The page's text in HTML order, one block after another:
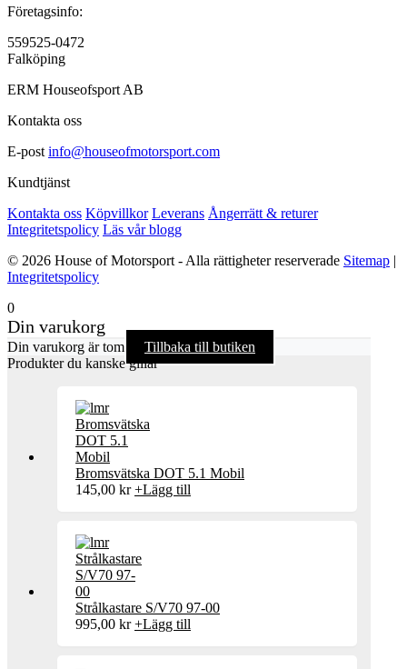
Företagsinfo:
559525-0472
Falköping
ERM Houseofsport AB
Kontakta oss
E-post info@houseofmotorsport.com
Kundtjänst
Kontakta oss Köpvillkor Leverans Ångerrätt & returer
Integritetspolicy Läs vår blogg
© 2026 House of Motorsport - Alla rättigheter reserverade Sitemap |
Integritetspolicy
0
Din varukorg
Din varukorg är tom
Tillbaka till butiken
Produkter du kanske gillar
Bromsvätska DOT 5.1 Mobil
145,00 kr +Lägg till
Strålkastare S/V70 97-00
995,00 kr +Lägg till